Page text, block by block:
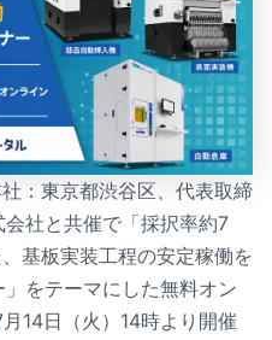
：東京都渋谷区、代表取締
社と共催で「採択率約7
基板実装工程の安定稼働を
をテーマにした無料オン
14日（火）14時より開催